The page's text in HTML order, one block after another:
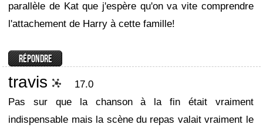
parallèle de Kat que j'espère qu'on va vite comprendre
l'attachement de Harry à cette famille!
travis
17.0
Pas sur que la chanson à la fin était vraiment
indispensable mais la scène du repas valait vraiment le